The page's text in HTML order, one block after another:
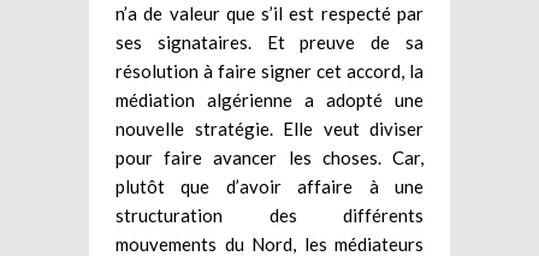
n’a de valeur que s’il est respecté par
ses signataires. Et preuve de sa
résolution à faire signer cet accord, la
médiation algérienne a adopté une
nouvelle stratégie. Elle veut diviser
pour faire avancer les choses. Car,
plutôt que d’avoir affaire à une
structuration des différents
mouvements du Nord, les médiateurs